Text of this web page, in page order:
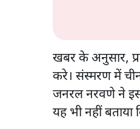
खबर के अनुसार,
करे। संस्मरण में
जनरल नरवणे ने इस
यह भी नहीं